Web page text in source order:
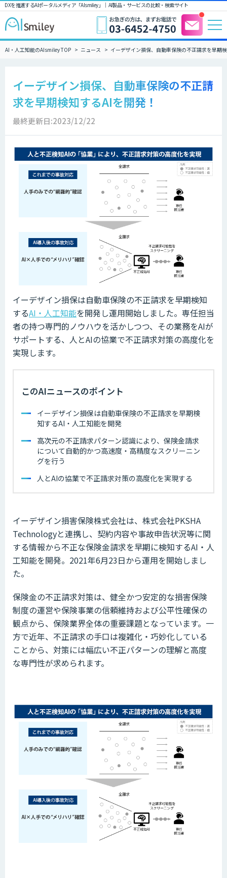
DXを推進するAIポータルメディア「AIsmiley」｜ AI製品・サービスの比較・検索サイト
AI・人工知能のAIsmiley TOP ニュース イーデザイン損保、自動車保険の不正請求を早期
イーデザイン損保、自動車保険の不正請
求を早期検知するAIを開発！
最終更新日:2023/12/22
イーデザイン損保は自動車保険の不正請求を早期検知
するAI・人工知能を開発し運用開始しました。専任担当
者の持つ専門的ノウハウを活かしつつ、その業務をAIが
サポートする、人とAIの協業で不正請求対策の高度化を
実現します。
このAIニュースのポイント
イーデザイン損保は自動車保険の不正請求を早期検
知するAI・人工知能を開発
高次元の不正請求パターン認識により、保険金請求
について自動的かつ高速度・高精度なスクリーニン
グを行う
人とAIの協業で不正請求対策の高度化を実現する
イーデザイン損害保険株式会社は、株式会社PKSHA
Technologyと連携し、契約内容や事故申告状況等に関
する情報から不正な保険金請求を早期に検知するAI・人
工知能を開発。2021年6月23日から運用を開始しまし
た。
保険金の不正請求対策は、健全かつ安定的な損害保険
制度の運営や保険事業の信頼維持および公平性確保の
観点から、保険業界全体の重要課題となっています。一
方で近年、不正請求の手口は複雑化・巧妙化している
ことから、対策には幅広い不正パターンの理解と高度
な専門性が求められます。